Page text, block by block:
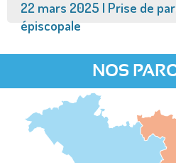
Afficher
22 mars 2025 | Prise de
épiscopale
NOS